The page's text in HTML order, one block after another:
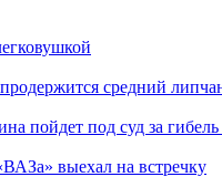
средний
пойдет под суд за гибель
выехал на встречку